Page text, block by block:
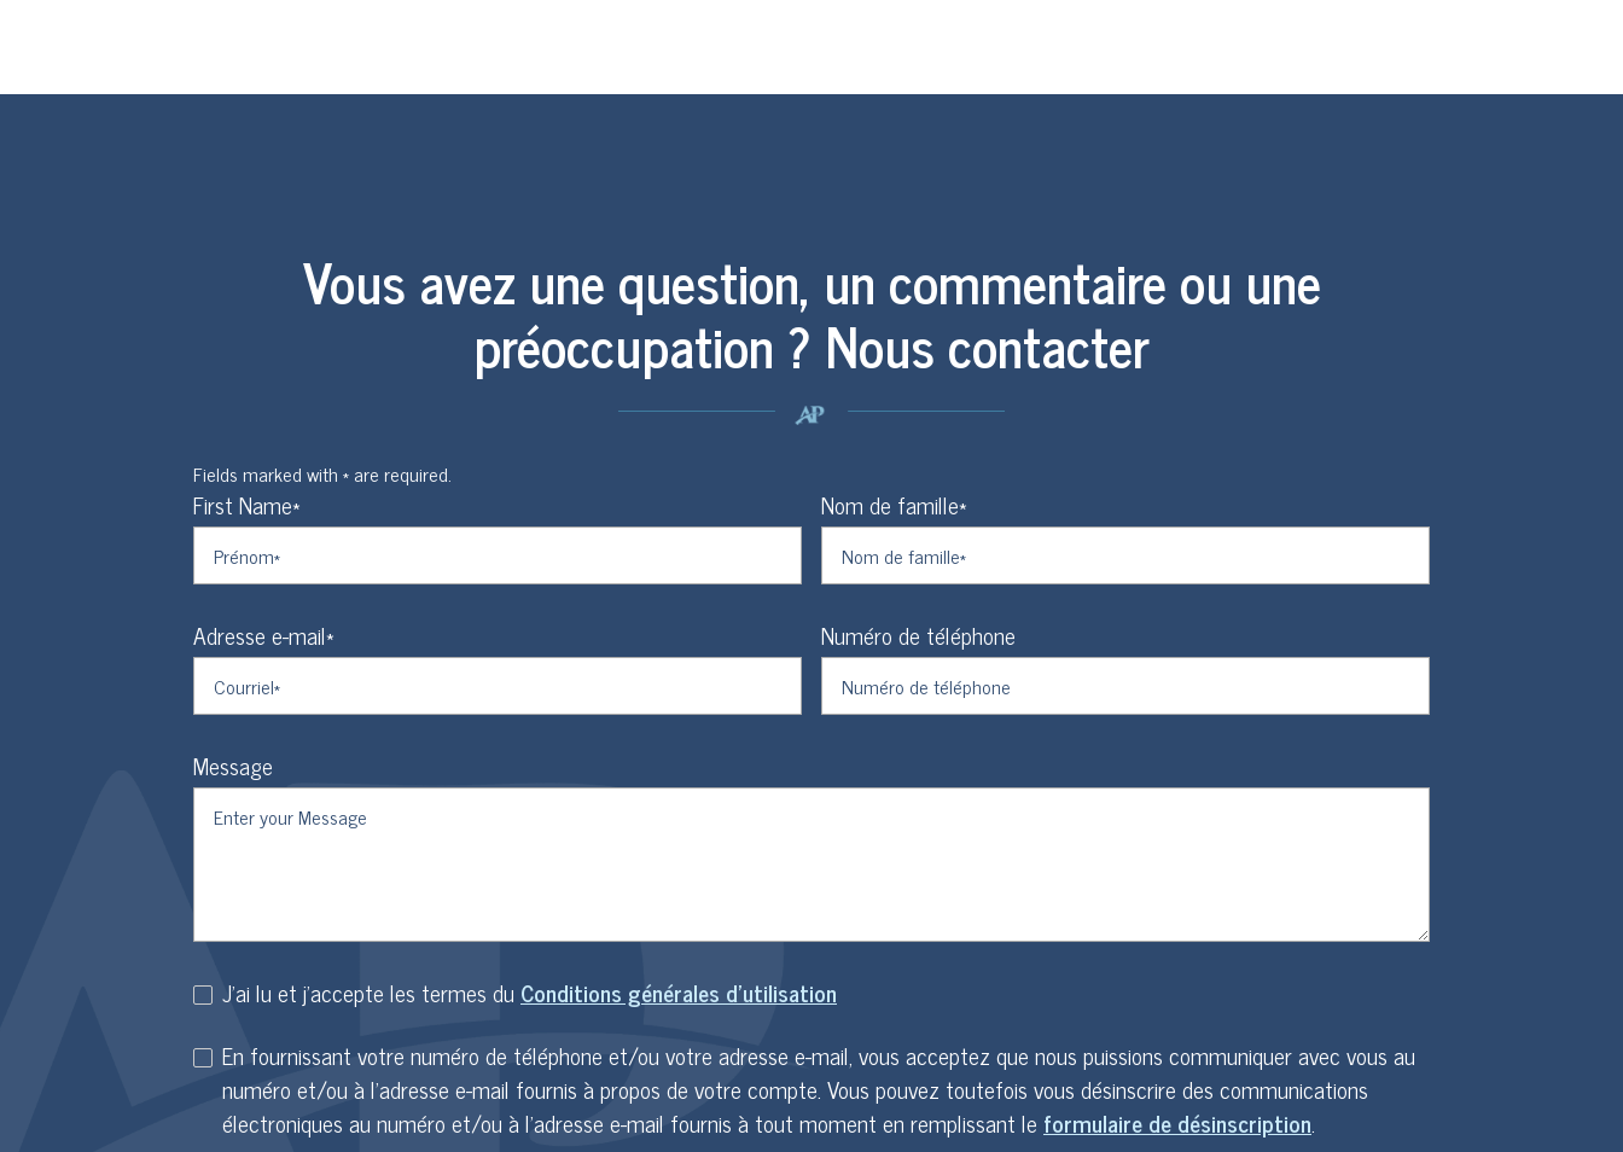
Vous avez une question, un commentaire ou une
préoccupation ? Nous contacter
Fields marked with * are required.
First Name* Nom de famille*
Adresse e-mail* Numéro de téléphone
Message
J'ai lu et j'accepte les termes du Conditions générales d'utilisation
En fournissant votre numéro de téléphone et/ou votre adresse e-mail, vous acceptez que nous puissions communiquer avec vous au
numéro et/ou à l'adresse e-mail fournis à propos de votre compte. Vous pouvez toutefois vous désinscrire des communications
électroniques au numéro et/ou à l'adresse e-mail fournis à tout moment en remplissant le formulaire de désinscription.